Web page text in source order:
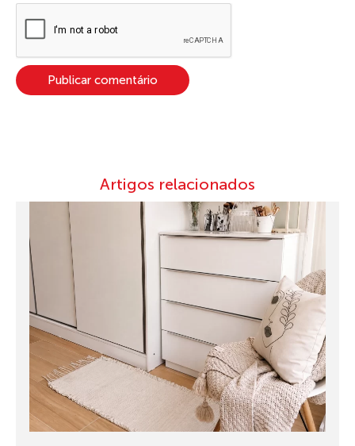
Artigos relacionados